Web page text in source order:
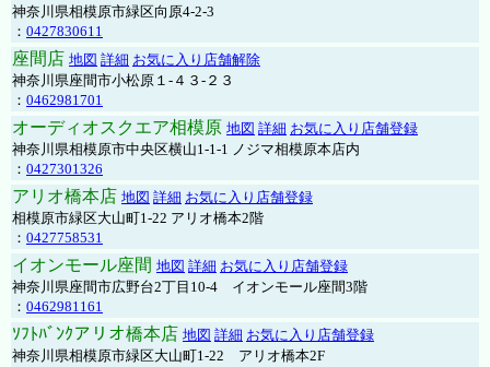
神奈川県相模原市緑区向原4-2-3
： 0427830611
座間店 地図 詳細 お気に入り店舗解除
神奈川県座間市小松原１-４３-２３
： 0462981701
オーディオスクエア相模原 地図 詳細 お気に入り店舗登録
神奈川県相模原市中央区横山1-1-1 ノジマ相模原本店内
： 0427301326
アリオ橋本店 地図 詳細 お気に入り店舗登録
相模原市緑区大山町1-22 アリオ橋本2階
： 0427758531
イオンモール座間 地図 詳細 お気に入り店舗登録
神奈川県座間市広野台2丁目10-4 イオンモール座間3階
： 0462981161
ｿﾌﾄﾊﾞﾝｸアリオ橋本店 地図 詳細 お気に入り店舗登録
神奈川県相模原市緑区大山町1-22 アリオ橋本2F